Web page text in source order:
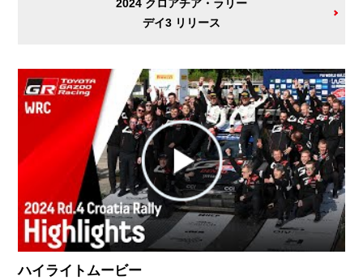
2024 クロアチア・ラリー
デイ3 リリース
ハイライトムービー